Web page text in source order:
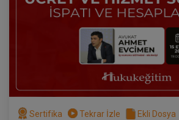
Sertifika Tekrar İzle Ekli Dosya